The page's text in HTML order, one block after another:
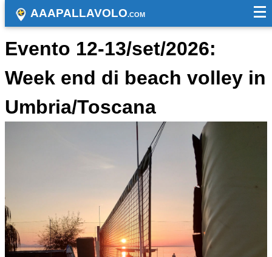
AAAPALLAVOLO.COM
Evento 12-13/set/2026:
Week end di beach volley in
Umbria/Toscana